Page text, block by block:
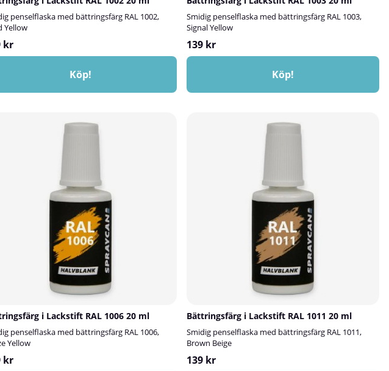
penselflaska med bättringsfärg RAL 1002,
Yellow
kr
Köp!
Smidig penselflaska med bättringsfärg RAL 1003,
Signal Yellow
139 kr
Köp!
i Lackstift RAL 1006 20 ml
penselflaska med bättringsfärg RAL 1006,
Yellow
kr
Bättringsfärg i Lackstift RAL 1011 20 ml
Smidig penselflaska med bättringsfärg RAL 1011,
Brown Beige
139 kr